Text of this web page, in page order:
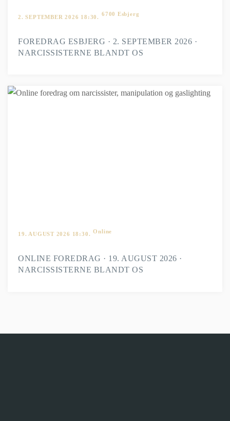
2. SEPTEMBER 2026 18:30. 6700 Esbjerg
FOREDRAG ESBJERG · 2. SEPTEMBER 2026 ·
NARCISSISTERNE BLANDT OS
19. AUGUST 2026 18:30. Online
ONLINE FOREDRAG · 19. AUGUST 2026 ·
NARCISSISTERNE BLANDT OS